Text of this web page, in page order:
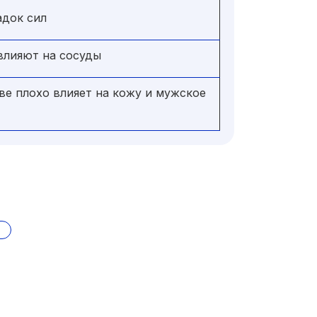
сил
на сосуды
плохо влияет на кожу и мужское